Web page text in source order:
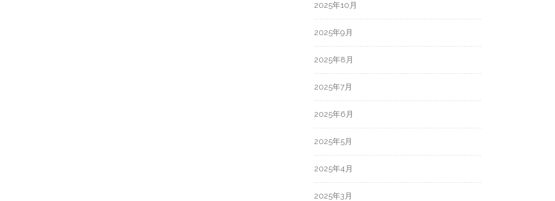
2025年10月
2025年9月
2025年8月
2025年7月
2025年6月
2025年5月
2025年4月
2025年3月